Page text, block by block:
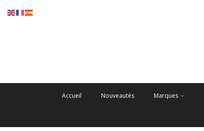
Accueil Nouveautés Marques